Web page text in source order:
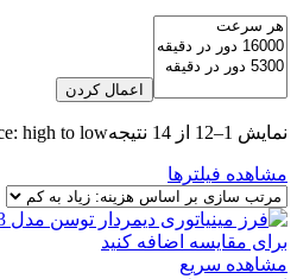
اعمال کردن
نمایش 1–12 از 14 نتیجه high to low
مشاهده فیلترها
برای مقایسه اضافه کنید
مشاهده سریع